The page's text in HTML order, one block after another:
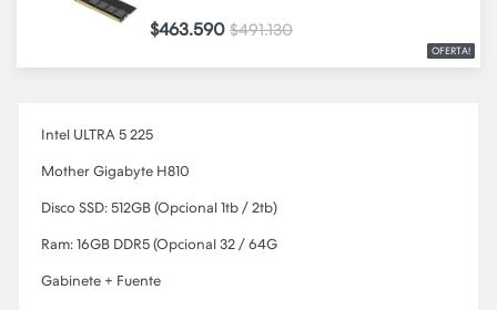
OFERTA!
$463.590 $491.130
Intel ULTRA 5 225
Mother Gigabyte H810
Disco SSD: 512GB (Opcional 1tb / 2tb)
Ram: 16GB DDR5 (Opcional 32 / 64G
Gabinete + Fuente